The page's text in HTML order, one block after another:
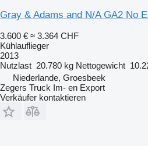
Gray & Adams and N/A GA2 No
3.600 € ≈ 3.364 CHF
Kühlauflieger
2013
Nutzlast 20.780 kg Nettogewicht
Niederlande, Groesbeek
Zegers Truck Im- en Export
Verkäufer kontaktieren